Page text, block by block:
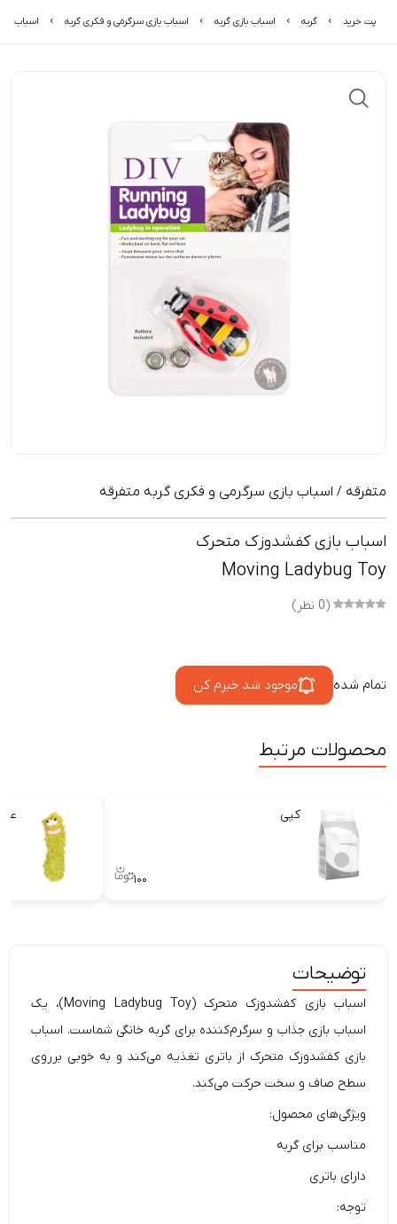
پت خرید گربه اسباب بازی گربه اسباب بازی سرگرمی و فکری گربه اسباب
متفرقه / اسباب بازی سرگرمی و فکری گربه متفرقه
اسباب بازی کفشدوزک متحرک
Moving Ladybug Toy
(0 نظر)
تمام شده موجود شد خبرم کن
محصولات مرتبط
کپی
۱۰۰
توضیحات
اسباب بازی کفشدوزک متحرک (Moving Ladybug Toy)، یک
اسباب بازی جذاب و سرگرم‌کننده برای گربه خانگی شماست. اسباب
بازی کفشدوزک متحرک از باتری تغذیه می‌کند و به خوبی برروی
سطح صاف و سخت حرکت می‌کند.
ویژگی‌های محصول:
مناسب برای گربه
دارای باتری
توجه: